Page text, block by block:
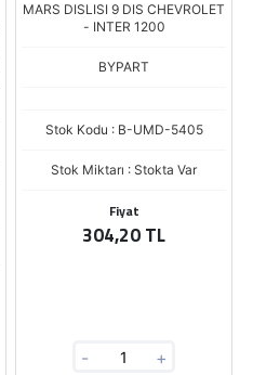
MARS DISLISI 9 DIS CHEVROLET
- INTER 1200
BYPART
Stok Kodu : B-UMD-5405
Stok Miktarı : Stokta Var
Fiyat
304,20 TL
- +